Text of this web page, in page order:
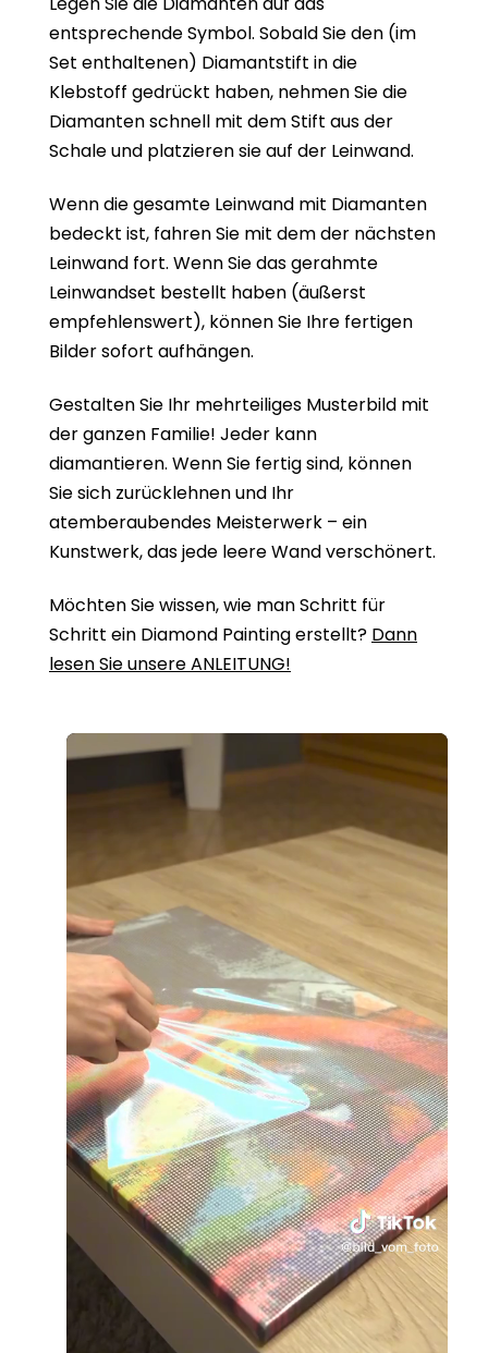
entsprechende Symbol. Sobald Sie den (im
Set enthaltenen) Diamantstift in die
Klebstoff gedrückt haben, nehmen Sie die
Diamanten schnell mit dem Stift aus der
Schale und platzieren sie auf der Leinwand.
Wenn die gesamte Leinwand mit Diamanten
bedeckt ist, fahren Sie mit dem der nächsten
Leinwand fort. Wenn Sie das gerahmte
Leinwandset bestellt haben (äußerst
empfehlenswert), können Sie Ihre fertigen
Bilder sofort aufhängen.
Gestalten Sie Ihr mehrteiliges Musterbild mit
der ganzen Familie! Jeder kann
diamantieren. Wenn Sie fertig sind, können
Sie sich zurücklehnen und Ihr
atemberaubendes Meisterwerk – ein
Kunstwerk, das jede leere Wand verschönert.
Möchten Sie wissen, wie man Schritt für
Schritt ein Diamond Painting erstellt? Dann
lesen Sie unsere ANLEITUNG!